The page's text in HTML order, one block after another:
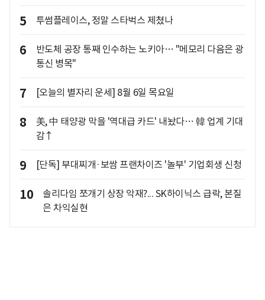
5 투썸플레이스, 정말 스타벅스 제쳤나
6
반도체 공장 통째 인수하는 노키아… "메모리 다음은 광
통신 병목"
7 [오늘의 별자리 운세] 8월 6일 목요일
8
美, 中 태양광 막을 '역대급 카드' 내놨다… 韓 업계 기대
감↑
9 [단독] 부대찌개·보쌈 프랜차이즈 '놀부' 기업회생 신청
10
솔리다임 쪼개기 상장 악재?... SK하이닉스 급락, 본질
은 차익실현